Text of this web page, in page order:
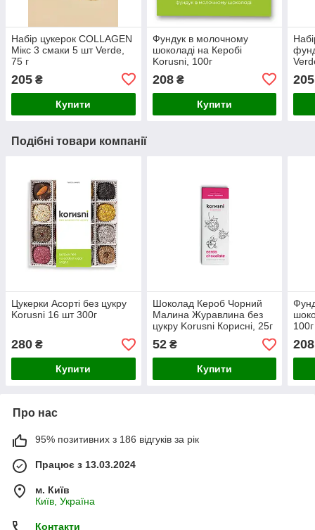
Набір цукерок COLLAGEN
Мікс 3 смаки 5 шт Verde,
75 г
205 ₴
Купити
Фундук в молочному
шоколаді на Керобі
Korusni, 100г
208₴
Купити
205
Подібні товари компанії
Цукерки Асорті без цукру
Korusni 16 шт 300г
280 ₴
Купити
Шоколад Кероб Чорний
Малина Журавлина без
цукру Korusni Корисні, 25г
52₴
Купити
100г
208
Про нас
95% позитивних з 186 відгуків за рік
Працює з 13.03.2024
м. Київ
Київ, Україна
Контакти